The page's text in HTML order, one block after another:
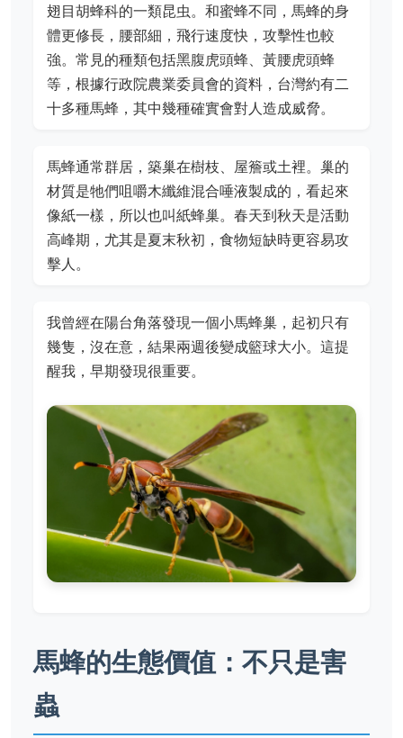
翅目胡蜂科的一類昆虫。和蜜蜂不同，馬蜂的身
體更修長，腰部細，飛行速度快，攻擊性也較
強。常見的種類包括黑腹虎頭蜂、黃腰虎頭蜂
等，根據行政院農業委員會的資料，台灣約有二
十多種馬蜂，其中幾種確實會對人造成威脅。
馬蜂通常群居，築巢在樹枝、屋簷或土裡。巢的
材質是牠們咀嚼木纖維混合唾液製成的，看起來
像紙一樣，所以也叫紙蜂巢。春天到秋天是活動
高峰期，尤其是夏末秋初，食物短缺時更容易攻
擊人。
我曾經在陽台角落發現一個小馬蜂巢，起初只有
幾隻，沒在意，結果兩週後變成籃球大小。這提
醒我，早期發現很重要。
馬蜂的生態價值：不只是害
蟲